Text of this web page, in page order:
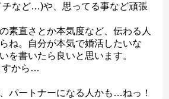
チなど…)や、思ってる事など頑張
素直さとか本気度など、伝わる人
ね。自分が本気で婚活したいな
を書いたら良いと思います。
すから…
パートナーになる人かも…ねっ！